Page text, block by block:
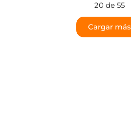
20 de 55
Cargar más